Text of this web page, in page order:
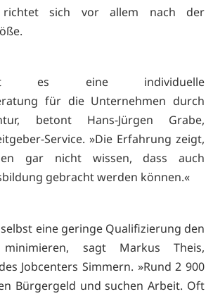
richtet sich vor allem nach der
es eine individuelle
für die Unternehmen durch
betont Hans-Jürgen Grabe,
Service. »Die Erfahrung zeigt,
gar nicht wissen, dass auch
gebracht werden können.«
eine geringe Qualifizierung den
minimieren, sagt Markus Theis,
Jobcenters Simmern. »Rund 2 900
Bürgergeld und suchen Arbeit. Oft